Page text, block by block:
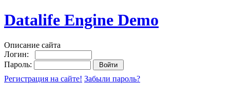
Datalife Engine Demo
Описание сайта
Логин:
Пароль:
Регистрация на сайте! Забыли пароль?